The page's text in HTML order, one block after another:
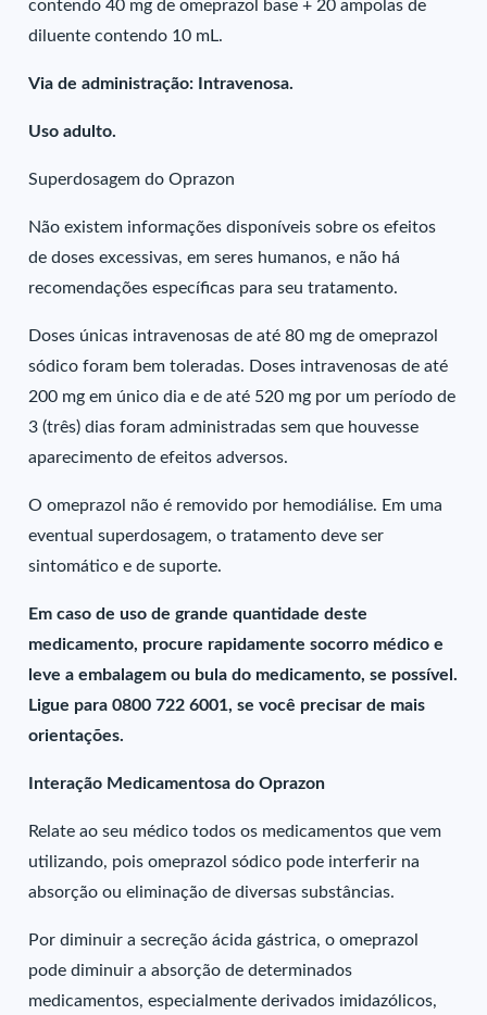
contendo 40 mg de omeprazol base + 20 ampolas de
diluente contendo 10 mL.
Via de administração: Intravenosa.
Uso adulto.
Superdosagem do Oprazon
Não existem informações disponíveis sobre os efeitos
de doses excessivas, em seres humanos, e não há
recomendações específicas para seu tratamento.
Doses únicas intravenosas de até 80 mg de omeprazol
sódico foram bem toleradas. Doses intravenosas de até
200 mg em único dia e de até 520 mg por um período de
3 (três) dias foram administradas sem que houvesse
aparecimento de efeitos adversos.
O omeprazol não é removido por hemodiálise. Em uma
eventual superdosagem, o tratamento deve ser
sintomático e de suporte.
Em caso de uso de grande quantidade deste
medicamento, procure rapidamente socorro médico e
leve a embalagem ou bula do medicamento, se possível.
Ligue para 0800 722 6001, se você precisar de mais
orientações.
Interação Medicamentosa do Oprazon
Relate ao seu médico todos os medicamentos que vem
utilizando, pois omeprazol sódico pode interferir na
absorção ou eliminação de diversas substâncias.
Por diminuir a secreção ácida gástrica, o omeprazol
pode diminuir a absorção de determinados
medicamentos, especialmente derivados imidazólicos,